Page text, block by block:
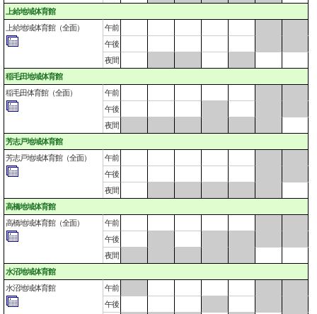
上給地域体育館
上給地域体育館（全面）
午前
午後
夜間
稲毛田地域体育館
稲毛田体育館（全面）
午前
午後
夜間
芳志戸地域体育館
芳志戸地域体育館（全面）
午前
午後
夜間
高橋地域体育館
高橋地域体育館（全面）
午前
午後
夜間
水沼地域体育館
水沼地域体育館
午前
午後